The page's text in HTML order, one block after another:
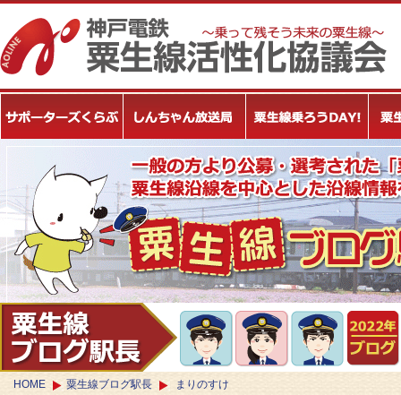
HOME 粟生線ブログ駅長 まりのすけ